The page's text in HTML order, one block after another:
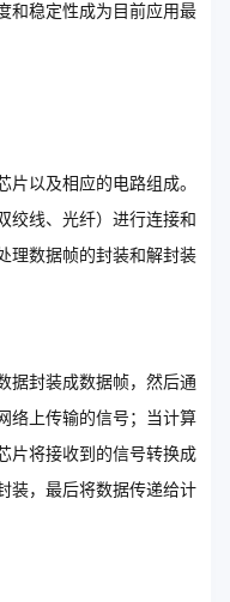
和稳定性成为目前应用最
以及相应的电路组成。
绞线、光纤）进行连接和
理数据帧的封装和解封装
据封装成数据帧，然后通
络上传输的信号；当计算
片将接收到的信号转换成
装，最后将数据传递给计